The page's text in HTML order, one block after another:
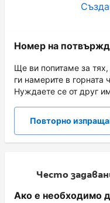
Номер на
Ще ви попитаме за
ги намерите в
Нуждаете се от друг
Повторно
Често
Ако е необходимо